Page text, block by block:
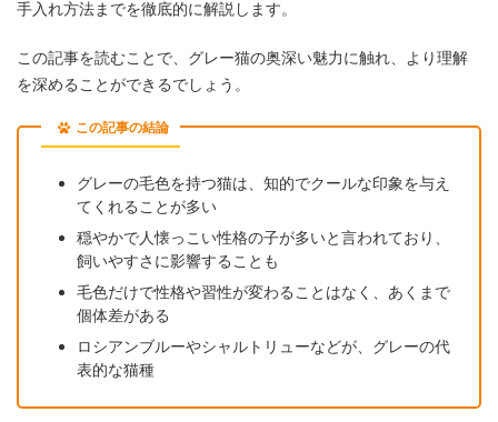
手入れ方法までを徹底的に解説します。
この記事を読むことで、グレー猫の奥深い魅力に触れ、より理解
を深めることができるでしょう。
この記事の結論
グレーの毛色を持つ猫は、知的でクールな印象を与え
てくれることが多い
穏やかで人懐っこい性格の子が多いと言われており、
飼いやすさに影響することも
毛色だけで性格や習性が変わることはなく、あくまで
個体差がある
ロシアンブルーやシャルトリューなどが、グレーの代
表的な猫種